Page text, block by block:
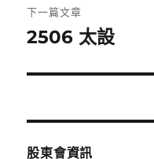
文
章:
下一篇文章
下
篇
章:
2506 太設
股東會資訊